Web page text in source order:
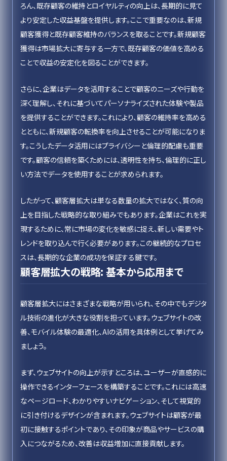
ろん、既存顧客の維持とロイヤルティの向上は、長期的に見て
より安定した収益基盤を提供します。ここで重要なのは、新規
顧客獲得と既存顧客維持のバランスを取ることです。新規顧客
獲得は市場拡大に寄与する一方で、既存顧客の価値を高める
ことで収益の安定化を図ることができます。
さらに、企業はデータを活用することで顧客のニーズや行動を
深く理解し、それに基づいてパーソナライズされた体験や製品
を提供することができます。これにより、顧客の維持率を高める
とともに、新規顧客の転換率を向上させることが可能になりま
す。こうしたデータ活用にはプライバシーと倫理的配慮も重要
です。顧客の信頼を築くためには、透明性を持ち、倫理的に正し
い方法でデータを使用することが求められます。
したがって、顧客層拡大は単なる数量の拡大ではなく、質の向
上を目指した戦略的な取り組みでもあります。企業はこれを実
現するために、常に市場の変化を敏感に捉え、新しい需要やト
レンドを取り込んで行く必要があります。この継続的なプロセ
スは、長期的な企業の成功を保証する鍵です。
顧客層拡大の戦略: 基本から応用まで
顧客層拡大にはさまざまな戦略が用いられ、その中でもデジタ
ル技術の進化が大きな役割を担っています。ウェブサイトの改
善、モバイル体験の最適化、AIの活用を具体例として挙げてみ
ましょう。
まず、ウェブサイトの向上が示すところは、ユーザーが直感的に
操作できるインターフェースを構築することです。これには高速
なページロード、わかりやすいナビゲーション、そして視覚的
に引き付けるデザインが含まれます。ウェブサイトは顧客が最
初に接触するポイントであり、その印象が商品やサービスの購
入につながるため、改善は収益増加に直接貢献します。